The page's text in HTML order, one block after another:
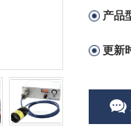
产品
更新